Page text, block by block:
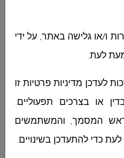
ו/או גלישה באתר, על ידי
לעת.
לעדכן מדיניות פרטיות זו
או בצרכים תפעוליים.
בראש המסמך, והמשתמשים
כדי להתעדכן בשינויים.